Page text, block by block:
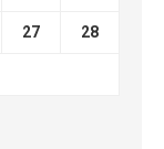
27 28